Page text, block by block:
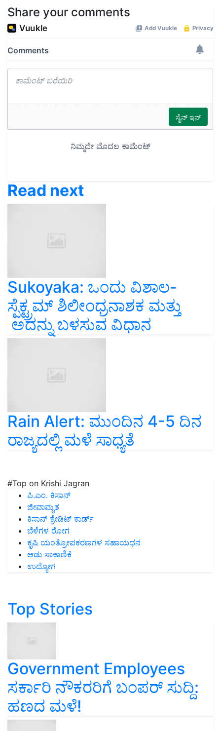
Share your comments
Read next
Sukoyaka: ಒಂದು ವಿಶಾಲ-
ಸ್ಪೆಕ್ಟ್ರಮ್ ಶಿಲೀಂಧ್ರನಾಶಕ ಮತ್ತು
ಅದನ್ನು ಬಳಸುವ ವಿಧಾನ
Rain Alert: ಮುಂದಿನ 4-5 ದಿನ
ರಾಜ್ಯದಲ್ಲಿ ಮಳೆ ಸಾಧ್ಯತೆ
#Top on Krishi Jagran
ಪಿ.ಎಂ. ಕಿಸಾನ್
ಜೀವಾಮೃತ
ಕಿಸಾನ್ ಕ್ರೇಡಿಟ್ ಕಾರ್ಡ್
ಬೆಳೆಗಳ ರೋಗ
ಕೃಷಿ ಯಂತ್ರೋಪಕರಣಗಳ ಸಹಾಯಧನ
ಆಡು ಸಾಕಾಣಿಕೆ
ಉದ್ಯೋಗ
Top Stories
Government Employees
ಸರ್ಕಾರಿ ನೌಕರರಿಗೆ ಬಂಪರ್‌ ಸುದ್ದಿ:
ಹಣದ ಮಳೆ!